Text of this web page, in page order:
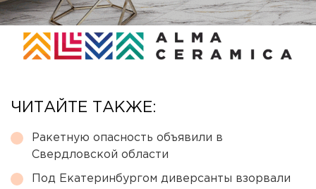
ЧИТАЙТЕ ТАКЖЕ:
Ракетную опасность объявили в
Свердловской области
Под Екатеринбургом диверсанты взорвали